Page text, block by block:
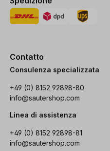
Contatto
Consulenza specializzata
+49 (0) 8152 92898-80
info@sautershop.com
Linea di assistenza
+49 (0) 8152 92898-81
info@sautershop.com